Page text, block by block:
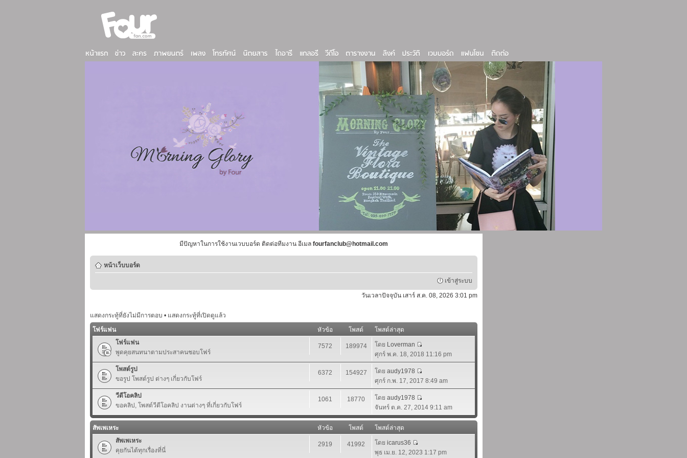
มีปัญหาในการใช้งานเวบบอร์ด ติดต่อทีมงาน อีเมล fourfanclub@hotmail.com
หน้าเว็บบอร์ด
เข้าสู่ระบบ
วันเวลาปัจจุบัน เสาร์ ส.ค. 08, 2026 3:01 pm
แสดงกระทู้ที่ยังไม่มีการตอบ • แสดงกระทู้ที่เปิดดูแล้ว
โฟร์แฟน
หัวข้อ โพสต์
โพสต์ล่าสุด
โฟร์แฟน
พูดคุยสนทนาตามประสาคนชอบโฟร์
7572 189974 โดย Loverman
ศุกร์ พ.ค. 18, 2018 11:16 pm
โพสต์รูป
ขอรูป โพสต์รูป ต่างๆ เกี่ยวกับโฟร์
6372 154927 โดย audy1978
ศุกร์ ก.พ. 17, 2017 8:49 am
วีดีโอคลิป
ขอคลิป, โพสต์วีดีโอคลิป งานต่างๆ ที่เกี่ยวกับโฟร์
1061 18770 โดย audy1978
จันทร์ ต.ค. 27, 2014 9:11 am
สัพเพเหระ หัวข้อ โพสต์
โพสต์ล่าสุด
สัพเพเหระ
คุยกันได้ทุกเรื่องที่นี่
2919 41992 โดย icarus36
พุธ เม.ย. 12, 2023 1:17 pm